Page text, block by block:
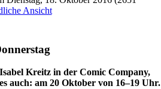
Kreitz in der Comic Company,
auch: am 20 Oktober von 16–19 Uhr.